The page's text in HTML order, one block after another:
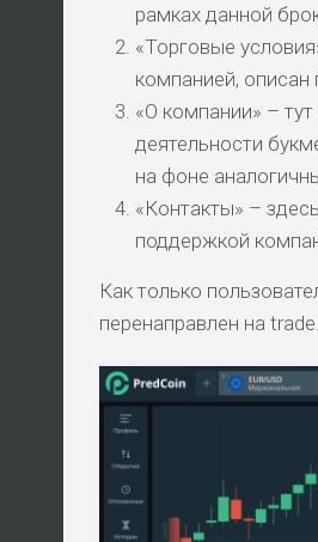
рамках данной
«Торговые
компанией, описан
«О компании» –
деятельности
на фоне
«Контакты» –
поддержкой
Как только
перенаправлен на